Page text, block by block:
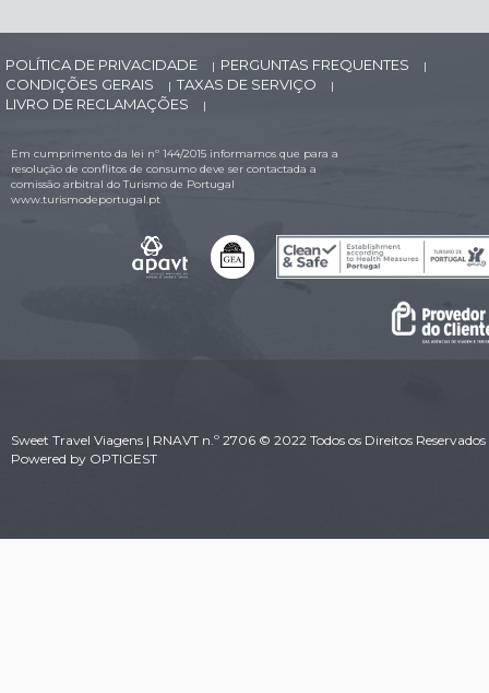
POLÍTICA DE PRIVACIDADE | PERGUNTAS FREQUENTES |
CONDIÇÕES GERAIS | TAXAS DE SERVIÇO |
LIVRO DE RECLAMAÇÕES |
Em cumprimento da lei nº 144/2015 informamos que para a
resolução de conflitos de consumo deve ser contactada a
comissão arbitral do Turismo de Portugal
www.turismodeportugal.pt
Sweet Travel Viagens | RNAVT n.º 2706 © 2022 Todos os Direitos Reservados
Powered by OPTIGEST